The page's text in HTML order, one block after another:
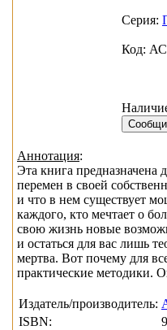
Серия:
Код:
Аннотация:
Эта книга предназначена
перемен в своей
и что в нем существует
каждого, кто мечтает о
свою жизнь новые
и остаться для вас лишь
мертва. Вот почему для
практические методики.
Издатель/производитель:
ISBN: